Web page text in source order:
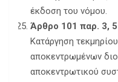
έκδοση του νόμου.
Άρθρο 101 παρ. 3, 5
Κατάργηση
αποκεντρωμένων
αποκεντρωτικού